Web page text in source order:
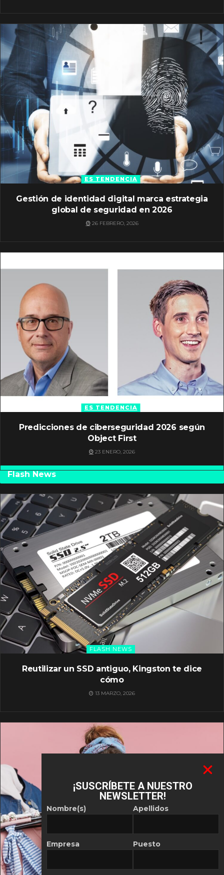
ES TENDENCIA
Gestión de identidad digital marca estrategia
global de seguridad en 2026
26 FEBRERO, 2026
ES TENDENCIA
Predicciones de ciberseguridad 2026 según
Object First
23 ENERO, 2026
Flash News
FLASH NEWS
Reutilizar un SSD antiguo, Kingston te dice
cómo
13 MARZO, 2026
¡SUSCRÍBETE A NUESTRO
NEWSLETTER!
Nombre(s)
Empresa
Apellidos
Puesto